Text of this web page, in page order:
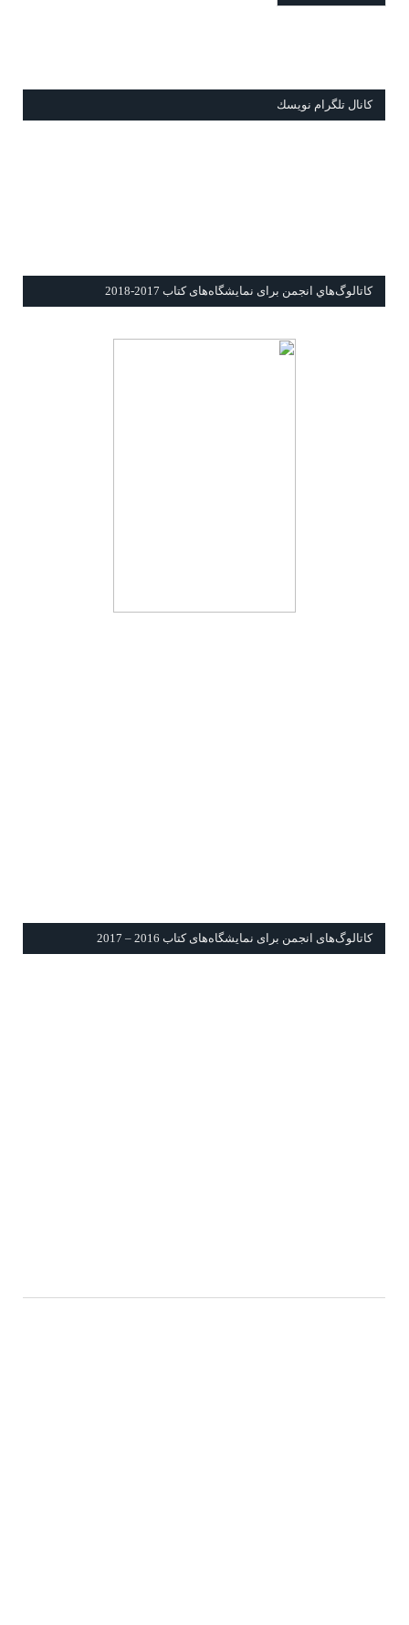
كانال تلگرام نويسك
كاتالوگ‌هاي انجمن برای نمايشگاه‌های كتاب 2017-2018
كاتالوگ‌های انجمن برای نمايشگاه‌های كتاب 2016 – 2017